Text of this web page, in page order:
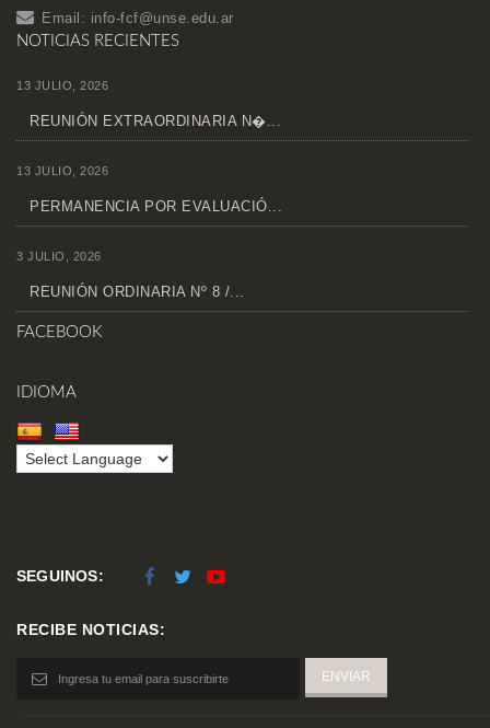
Email: info-fcf@unse.edu.ar
NOTICIAS RECIENTES
13 JULIO, 2026
REUNIÓN EXTRAORDINARIA N�...
13 JULIO, 2026
PERMANENCIA POR EVALUACIÓ...
3 JULIO, 2026
REUNIÓN ORDINARIA Nº 8 /...
FACEBOOK
IDIOMA
SEGUINOS:
RECIBE NOTICIAS: